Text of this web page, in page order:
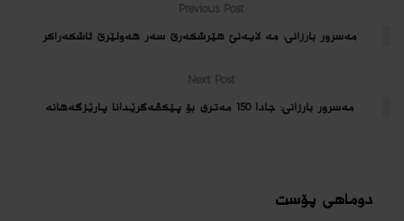
Previous Post
مه‌سرور بارزانى: مه‌ لایه‌نێ هێرشكه‌رێ سه‌ر هه‌ولێرێ ئاشكه‌راكر
Next Post
مه‌سرور بارزانى: جادا 150 مه‌ترى بۆ پێكڤه‌گرێدانا پارێزگه‌هانه‌
دوماهی پۆست